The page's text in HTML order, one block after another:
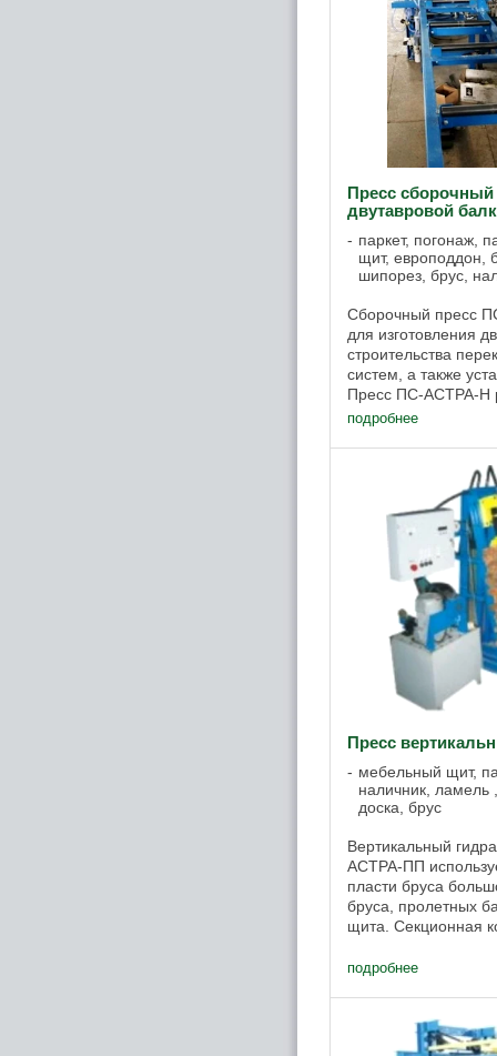
Пресс
двутавровой
паркет, погонаж,
щит, европоддон,
шипорез, брус,
Сборочный пресс
для изготовления
строительства
систем, а также
Пресс ПС-АСТРА-Н
подробнее
Пресс
мебельный щит,
наличник, ламель
доска, брус
Вертикальный
АСТРА-ПП
пласти бруса
бруса, пролетных
щита. Секционная
наращивать ...
подробнее